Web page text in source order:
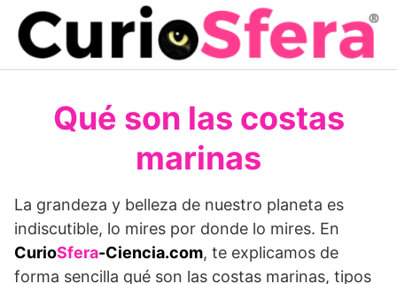
Saltar
contenido
Qué son las costas
marinas
La grandeza y belleza de nuestro planeta es
indiscutible, lo mires por donde lo mires. En
CurioSfera-Ciencia.com, te explicamos de
forma sencilla qué son las costas marinas, tipos